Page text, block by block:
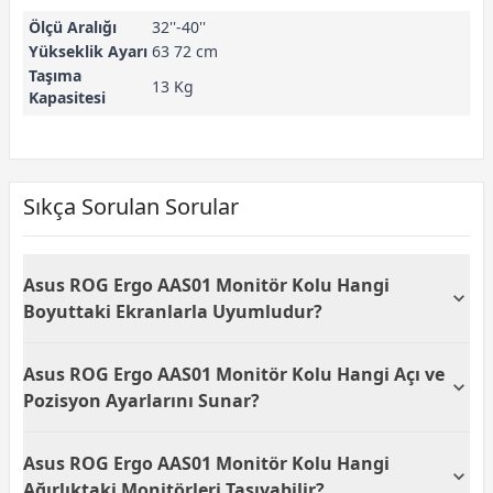
Ölçü Aralığı
32''-40''
Yükseklik Ayarı 63 72 cm
Taşıma
Kapasitesi
13 Kg
Sıkça Sorulan Sorular
Asus ROG Ergo AAS01 Monitör Kolu Hangi
Boyuttaki Ekranlarla Uyumludur?
arasındaki ekran boyutlarını destekler ve 100x100
mm VESA montaj desteğine sahiptir. Bu özelliği
sayesinde geniş ekranlı monitörlerde ergonomik
ekran kullanıcıları için ideal bir çözümdür. Geniş
uyumluluk aralığı sayesinde birçok farklı marka ve
Asus ROG Ergo AAS01 Monitör Kolu Hangi Açı ve
Pozisyon Ayarlarını Sunar?
arasında eğim (tilt), ±90° dönüş (swivel) ve 360° pivot
desteği sunar. Ayrıca 32 cm'ye kadar yükseklik ayarı
Asus ROG Ergo AAS01 Monitör Kolu Hangi